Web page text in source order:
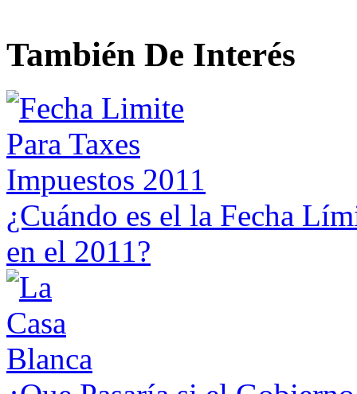
También De Interés
¿Cuándo es el la Fecha
en el 2011?